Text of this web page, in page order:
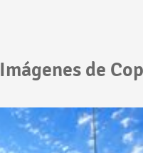
Imágenes de